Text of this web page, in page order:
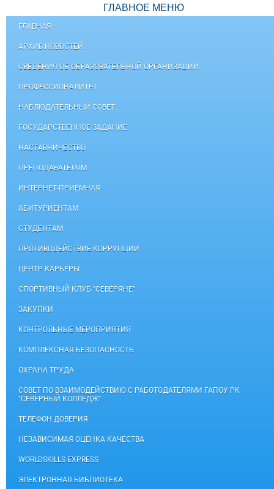
ГЛАВНОЕ МЕНЮ
ГЛАВНАЯ
АРХИВ НОВОСТЕЙ
СВЕДЕНИЯ ОБ ОБРАЗОВАТЕЛЬНОЙ ОРГАНИЗАЦИИ
ПРОФЕССИОНАЛИТЕТ
НАБЛЮДАТЕЛЬНЫЙ СОВЕТ
ГОСУДАРСТВЕННОЕ ЗАДАНИЕ
НАСТАВНИЧЕСТВО
ПРЕПОДАВАТЕЛЯМ
ИНТЕРНЕТ-ПРИЕМНАЯ
АБИТУРИЕНТАМ
СТУДЕНТАМ
ПРОТИВОДЕЙСТВИЕ КОРРУПЦИИ
ЦЕНТР КАРЬЕРЫ
СПОРТИВНЫЙ КЛУБ "СЕВЕРЯНЕ"
ЗАКУПКИ
КОНТРОЛЬНЫЕ МЕРОПРИЯТИЯ
КОМПЛЕКСНАЯ БЕЗОПАСНОСТЬ
ОХРАНА ТРУДА
СОВЕТ ПО ВЗАИМОДЕЙСТВИЮ С РАБОТОДАТЕЛЯМИ ГАПОУ РК
"СЕВЕРНЫЙ КОЛЛЕДЖ"
ТЕЛЕФОН ДОВЕРИЯ
НЕЗАВИСИМАЯ ОЦЕНКА КАЧЕСТВА
WORLDSKILLS EXPRESS
ЭЛЕКТРОННАЯ БИБЛИОТЕКА